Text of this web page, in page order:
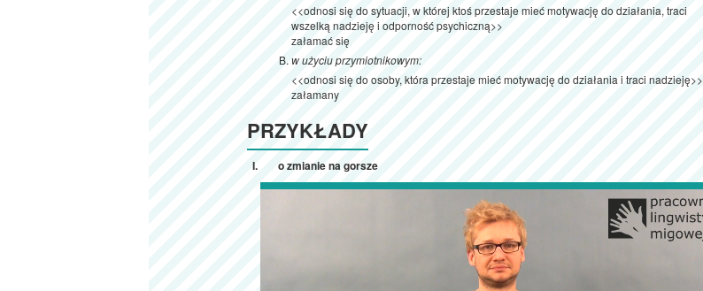
<<odnosi się do sytuacji, w której ktoś przestaje mieć motywację do działania, traci
wszelką nadzieję i odporność psychiczną>>
załamać się
w użyciu przymiotnikowym:
<<odnosi się do osoby, która przestaje mieć motywację do działania i traci nadzieję>>
załamany
PRZYKŁADY
o zmianie na gorsze